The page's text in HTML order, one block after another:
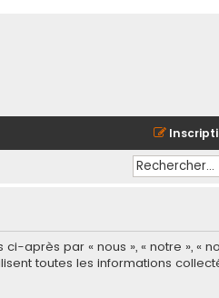
par « nous », « notre », «
toutes les informations